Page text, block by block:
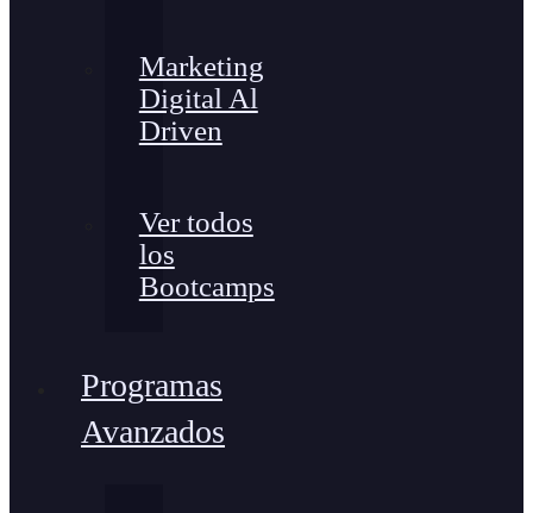
Marketing
Digital Al
Driven
Ver todos
los
Bootcamps
Programas
Avanzados